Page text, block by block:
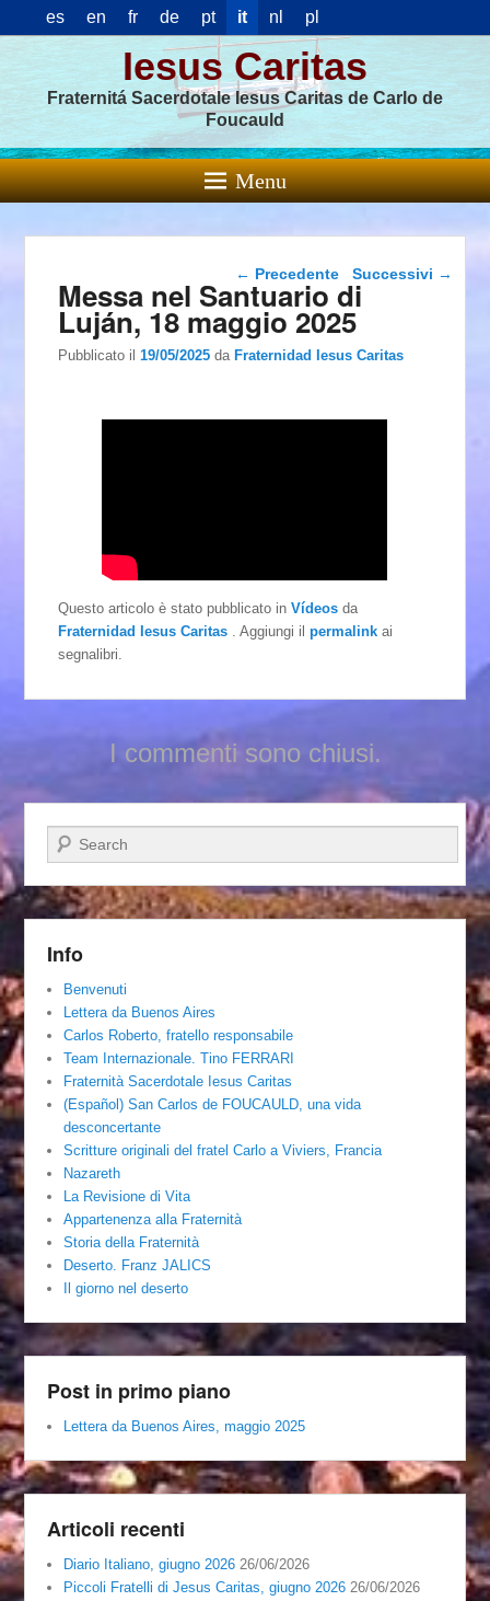
es en fr de pt it nl pl
Iesus Caritas
Fraternitá Sacerdotale Iesus Caritas de Carlo de
Foucauld
Menu
Navigazione articolo
← Precedente Successivi →
Messa nel Santuario di
Luján, 18 maggio 2025
Pubblicato il19/05/2025 daFraternidad Iesus Caritas
Questo articolo è stato pubblicato inVídeos da
Fraternidad Iesus Caritas . Aggiungi ilpermalink ai
segnalibri.
I commenti sono chiusi.
Cerca
Info
Benvenuti
Lettera da Buenos Aires
Carlos Roberto, fratello responsabile
Team Internazionale. Tino FERRARI
Fraternità Sacerdotale Iesus Caritas
(Español) San Carlos de FOUCAULD, una vida
desconcertante
Scritture originali del fratel Carlo a Viviers, Francia
Nazareth
La Revisione di Vita
Appartenenza alla Fraternità
Storia della Fraternità
Deserto. Franz JALICS
Il giorno nel deserto
Post in primo piano
Lettera da Buenos Aires, maggio 2025
Articoli recenti
Diario Italiano, giugno 2026 26/06/2026
Piccoli Fratelli di Jesus Caritas, giugno 2026 26/06/2026